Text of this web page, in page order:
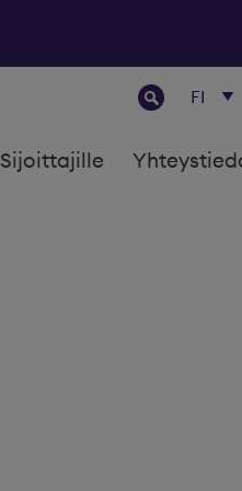
Sijoittajille